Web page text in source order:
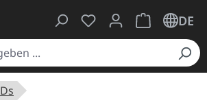
Du hast 0 Produkte
Warenkorb
DE